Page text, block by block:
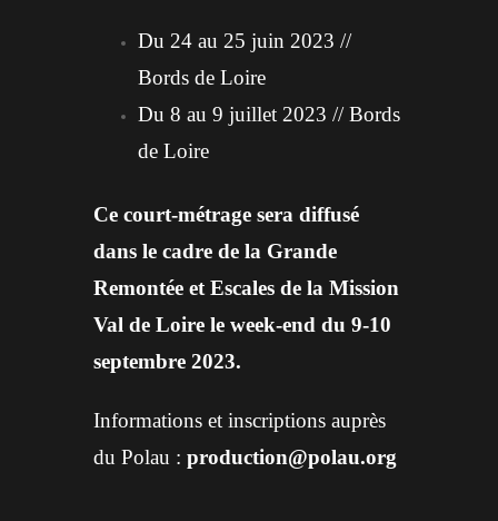
Du 24 au 25 juin 2023 //
Bords de Loire
Du 8 au 9 juillet 2023 // Bords
de Loire
Ce court-métrage sera diffusé
dans le cadre de la Grande
Remontée et Escales de la Mission
Val de Loire le week-end du 9-10
septembre 2023.
Informations et inscriptions auprès
du Polau : production@polau.org